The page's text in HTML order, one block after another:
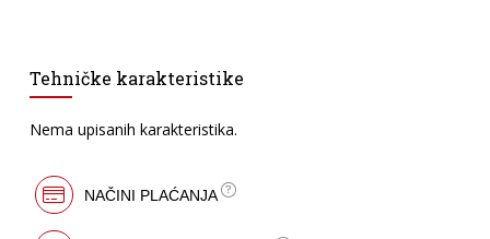
Tehničke karakteristike
Nema upisanih karakteristika.
NAČINI PLAĆANJA